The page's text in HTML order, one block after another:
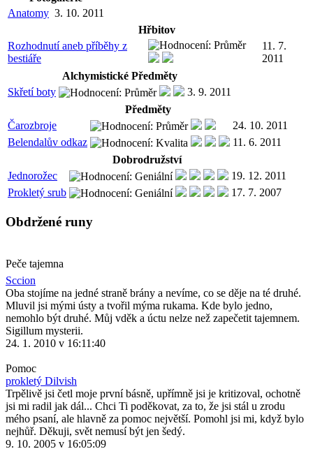
Anatomy 3. 10. 2011
Hřbitov
Rozhodnutí aneb příběhy z
bestiáře
11. 7.
2011
Alchymistické Předměty
Skřetí boty
3. 9. 2011
Předměty
Čarozbroje
24. 10. 2011
Belendalův odkaz
11. 6. 2011
Dobrodružství
Jednorožec
19. 12. 2011
Prokletý srub
17. 7. 2007
Obdržené runy
Peče tajemna
Sccion
Oba stojíme na jedné straně brány a nevíme, co se děje na té druhé.
Mluvil jsi mými ústy a tvořil mýma rukama. Kde bylo jedno,
nemohlo být druhé. Můj vděk a úctu nelze než zapečetit tajemnem.
Sigillum mysterii.
24. 1. 2010 v 16:11:40
Pomoc
prokletý Dilvish
Trpělivě jsi četl moje první básně, upřímně jsi je kritizoval, ochotně
jsi mi radil jak dál... Chci Ti poděkovat, za to, že jsi stál u zrodu
mého psaní, ale hlavně za pomoc největší. Pomohl jsi mi, když bylo
nejhůř. Děkuji, svět nemusí být jen šedý.
9. 10. 2005 v 16:05:09